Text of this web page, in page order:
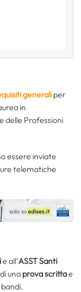
generaliper
in
delle Professioni
essere inviate
telematiche
e all’ASST Santi
una prova scrittae